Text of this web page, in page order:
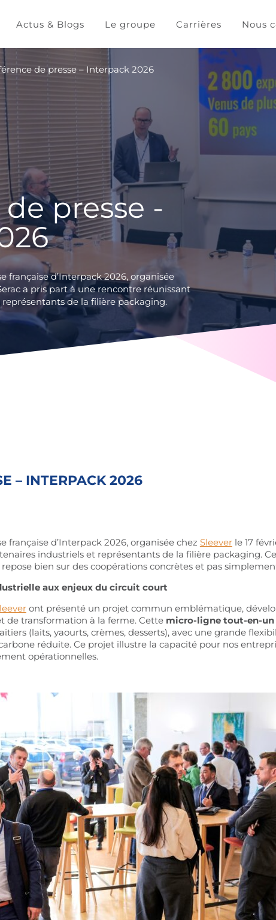
Actus & Blogs Le groupe Carrières Nous
de presse – Interpack 2026
presse -
française d’Interpack 2026, organisée
a pris part à une rencontre réunissant
de la filière packaging.
– INTERPACK 2026
française d’Interpack 2026, organisée chez Sleeverle 17
industriels et représentants de la filière packaging.
bien sur des coopérations concrètes et pas
aux enjeux du circuit court
ont présenté un projet commun emblématique,
de transformation à la ferme. Cette micro-ligne tout-en-un
(laits, yaourts, crèmes, desserts), avec une grande
réduite. Ce projet illustre la capacité pour nos
opérationnelles.